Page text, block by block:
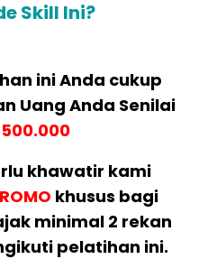
Skill Ini?
ini Anda cukup
Uang Anda Senilai
khawatir kami
khusus bagi
minimal 2 rekan
pelatihan ini.